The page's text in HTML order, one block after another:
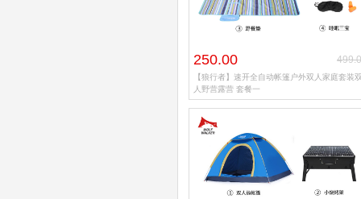
250.00
【狼行者】速开全自动帐篷户外双人家庭套装
人野营露营 套餐一